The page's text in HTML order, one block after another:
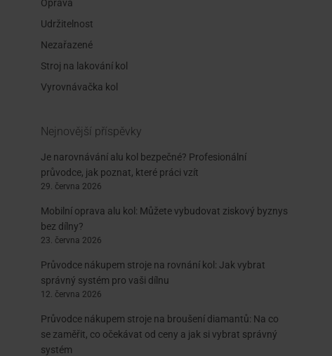
Oprava
Udržitelnost
Nezařazené
Stroj na lakování kol
Vyrovnávačka kol
Nejnovější příspěvky
Je narovnávání alu kol bezpečné? Profesionální
průvodce, jak poznat, které práci vzít
29. června 2026
Mobilní oprava alu kol: Můžete vybudovat ziskový byznys
bez dílny?
23. června 2026
Průvodce nákupem stroje na rovnání kol: Jak vybrat
správný systém pro vaši dílnu
12. června 2026
Průvodce nákupem stroje na broušení diamantů: Na co
se zaměřit, co očekávat od ceny a jak si vybrat správný
systém